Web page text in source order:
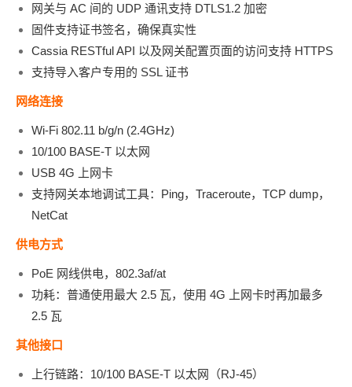
网关与 AC 间的 UDP 通讯支持 DTLS1.2 加密
固件支持证书签名，确保真实性
Cassia RESTful API 以及网关配置页面的访问支持 HTTPS
支持导入客户专用的 SSL 证书
网络连接
Wi-Fi 802.11 b/g/n (2.4GHz)
10/100 BASE-T 以太网
USB 4G 上网卡
支持网关本地调试工具：Ping，Traceroute，TCP dump，
NetCat
供电方式
PoE 网线供电，802.3af/at
功耗：普通使用最大 2.5 瓦，使用 4G 上网卡时再加最多
2.5 瓦
其他接口
上行链路：10/100 BASE-T 以太网（RJ-45）